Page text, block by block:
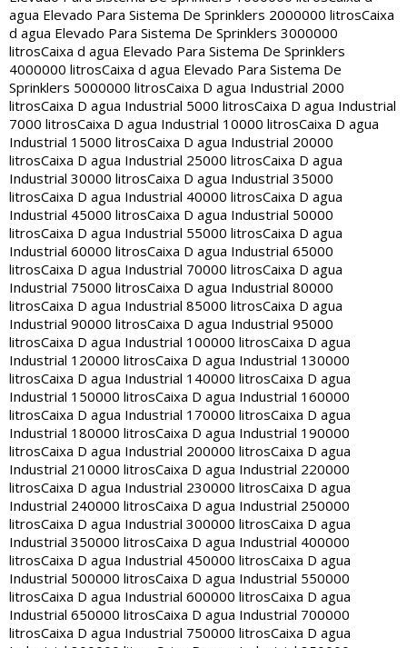
agua Elevado Para Sistema De Sprinklers 2000000 litrosCaixa
d agua Elevado Para Sistema De Sprinklers 3000000
litrosCaixa d agua Elevado Para Sistema De Sprinklers
4000000 litrosCaixa d agua Elevado Para Sistema De
Sprinklers 5000000 litrosCaixa D agua Industrial 2000
litrosCaixa D agua Industrial 5000 litrosCaixa D agua Industrial
7000 litrosCaixa D agua Industrial 10000 litrosCaixa D agua
Industrial 15000 litrosCaixa D agua Industrial 20000
litrosCaixa D agua Industrial 25000 litrosCaixa D agua
Industrial 30000 litrosCaixa D agua Industrial 35000
litrosCaixa D agua Industrial 40000 litrosCaixa D agua
Industrial 45000 litrosCaixa D agua Industrial 50000
litrosCaixa D agua Industrial 55000 litrosCaixa D agua
Industrial 60000 litrosCaixa D agua Industrial 65000
litrosCaixa D agua Industrial 70000 litrosCaixa D agua
Industrial 75000 litrosCaixa D agua Industrial 80000
litrosCaixa D agua Industrial 85000 litrosCaixa D agua
Industrial 90000 litrosCaixa D agua Industrial 95000
litrosCaixa D agua Industrial 100000 litrosCaixa D agua
Industrial 120000 litrosCaixa D agua Industrial 130000
litrosCaixa D agua Industrial 140000 litrosCaixa D agua
Industrial 150000 litrosCaixa D agua Industrial 160000
litrosCaixa D agua Industrial 170000 litrosCaixa D agua
Industrial 180000 litrosCaixa D agua Industrial 190000
litrosCaixa D agua Industrial 200000 litrosCaixa D agua
Industrial 210000 litrosCaixa D agua Industrial 220000
litrosCaixa D agua Industrial 230000 litrosCaixa D agua
Industrial 240000 litrosCaixa D agua Industrial 250000
litrosCaixa D agua Industrial 300000 litrosCaixa D agua
Industrial 350000 litrosCaixa D agua Industrial 400000
litrosCaixa D agua Industrial 450000 litrosCaixa D agua
Industrial 500000 litrosCaixa D agua Industrial 550000
litrosCaixa D agua Industrial 600000 litrosCaixa D agua
Industrial 650000 litrosCaixa D agua Industrial 700000
litrosCaixa D agua Industrial 750000 litrosCaixa D agua